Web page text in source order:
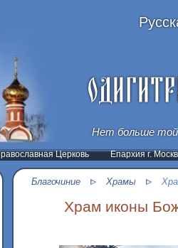
Нет больше той
Церковь Епархия г.
Благочиние Храмы
Храм иконы